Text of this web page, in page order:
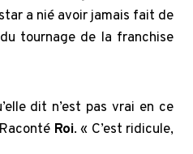
a nié avoir jamais fait de
tournage de la franchise
dit n’est pas vrai en ce
Raconté Roi. « C’est ridicule,